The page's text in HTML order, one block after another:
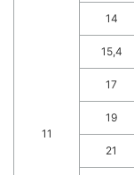
11
14
15,4
17
19
21